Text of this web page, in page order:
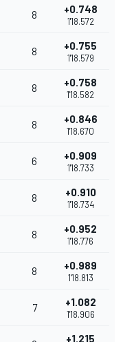
8 +0.748
1'18.572
8 +0.755
1'18.579
8 +0.758
1'18.582
8 +0.846
1'18.670
6 +0.909
1'18.733
8 +0.910
1'18.734
8 +0.952
1'18.776
8 +0.989
1'18.813
7 +1.082
1'18.906
+1.215